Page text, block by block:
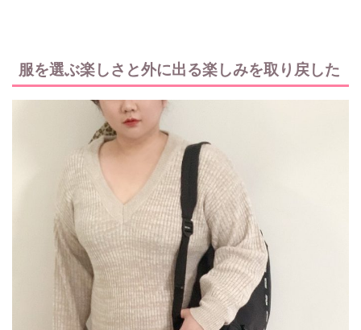
服を選ぶ楽しさと外に出る楽しみを取り戻した